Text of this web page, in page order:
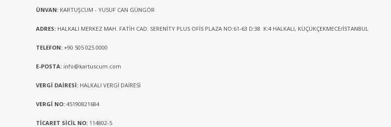
ÜNVAN: KARTUŞCUM - YUSUF CAN GÜNGÖR
ADRES: HALKALI MERKEZ MAH. FATİH CAD. SERENİTY PLUS OFİS PLAZA NO:61-63 D:38 K:4 HALKALI, KÜÇÜKÇEKMECE/İSTANBUL
TELEFON: +90 505 025 0000
E-POSTA: info@kartuscum.com
VERGİ DAİRESİ: HALKALI VERGİ DAİRESİ
VERGİ NO: 45190821684
TİCARET SİCİL NO: 114802-5